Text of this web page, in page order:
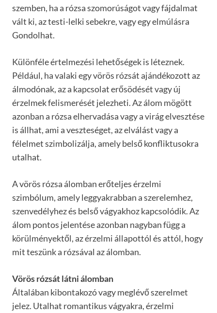
szemben, ha a rózsa szomorúságot vagy fájdalmat
vált ki, az testi-lelki sebekre, vagy egy elmúlásra
Gondolhat.
Különféle értelmezési lehetőségek is léteznek.
Például, ha valaki egy vörös rózsát ajándékozott az
álmodónak, az a kapcsolat erősödését vagy új
érzelmek felismerését jelezheti. Az álom mögött
azonban a rózsa elhervadása vagy a virág elvesztése
is állhat, ami a veszteséget, az elválást vagy a
félelmet szimbolizálja, amely belső konfliktusokra
utalhat.
A vörös rózsa álomban erőteljes érzelmi
szimbólum, amely leggyakrabban a szerelemhez,
szenvedélyhez és belső vágyakhoz kapcsolódik. Az
álom pontos jelentése azonban nagyban függ a
körülményektől, az érzelmi állapottól és attól, hogy
mit teszünk a rózsával az álomban.
Vörös rózsát látni álomban
Általában kibontakozó vagy meglévő szerelmet
jelez. Utalhat romantikus vágyakra, érzelmi